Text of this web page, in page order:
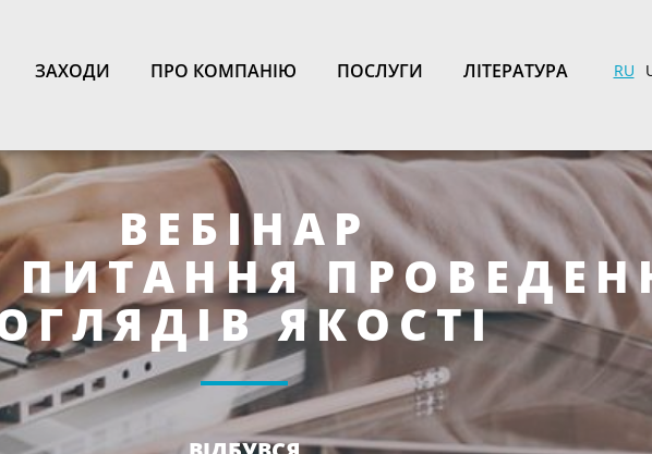
ЗАХОДИ ПРО КОМПАНІЮ ПОСЛУГИ ЛІТЕРАТУРА RU
ВЕБІНАР
ПИТАННЯ
ЯКОСТІ